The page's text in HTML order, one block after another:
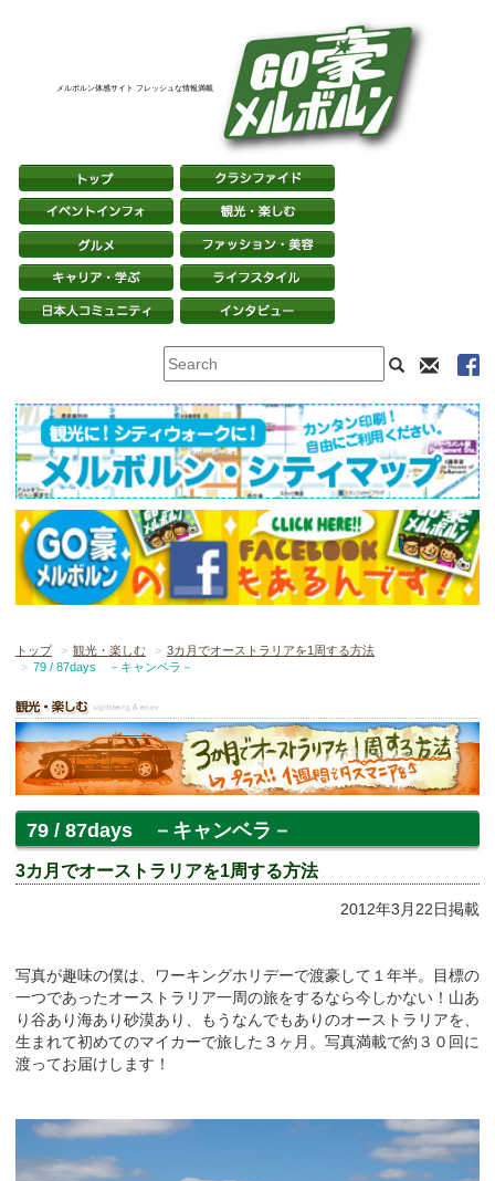
メルボルン体感サイト フレッシュな情報満載
トップ 観光・楽しむ
3カ月でオーストラリアを1周する方法
79 / 87days －キャンベラ－
79 / 87days －キャンベラ－
3カ月でオーストラリアを1周する方法
2012年3月22日掲載
写真が趣味の僕は、ワーキングホリデーで渡豪して１年半。目標の
一つであったオーストラリア一周の旅をするなら今しかない！山あ
り谷あり海あり砂漠あり、もうなんでもありのオーストラリアを、
生まれて初めてのマイカーで旅した３ヶ月。写真満載で約３０回に
渡ってお届けします！